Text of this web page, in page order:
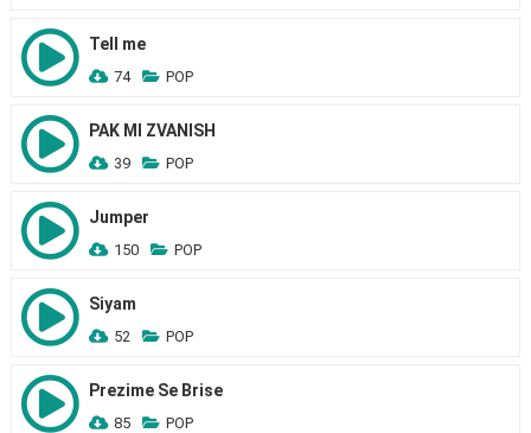
Tell me
74 POP
PAK MI ZVANISH
39 POP
Jumper
150 POP
Siyam
52 POP
Prezime Se Brise
85 POP